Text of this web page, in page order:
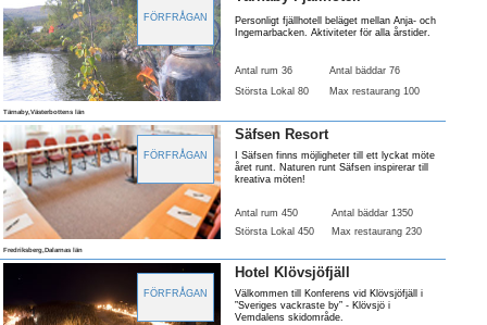
FÖRFRÅGAN
Personligt fjällhotell beläget mellan Anja- och
Ingemarbacken. Aktiviteter för alla årstider.
Antal rum 36
Antal bäddar 76
Största Lokal 80
Max restaurang 100
Tärnaby,Västerbottens län
FÖRFRÅGAN
Säfsen Resort
I Säfsen finns möjligheter till ett lyckat möte
året runt. Naturen runt Säfsen inspirerar till
kreativa möten!
Antal rum 450
Antal bäddar 1350
Största Lokal 450
Max restaurang 230
Fredriksberg,Dalarnas län
FÖRFRÅGAN
Hotel Klövsjöfjäll
Välkommen till Konferens vid Klövsjöfjäll i
”Sveriges vackraste by” - Klövsjö i
Vemdalens skidområde.